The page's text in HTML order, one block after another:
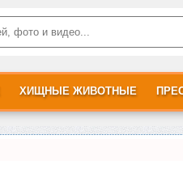
ХИЩНЫЕ ЖИВОТНЫЕ